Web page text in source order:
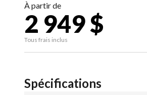
À partir de
2 949 $
Tous frais inclus
Spécifications